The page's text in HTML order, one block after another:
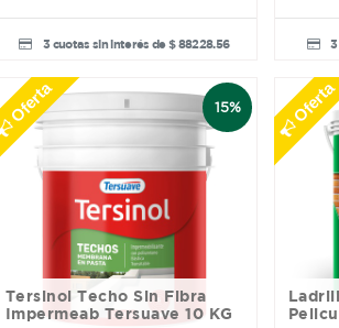
3 cuotas sin interés de $ 88228.56 3
15%
Oferta
Tersinol Techo Sin Fibra
Impermeab Tersuave 10 KG
Oferta
Ladrillos Tersidryl con